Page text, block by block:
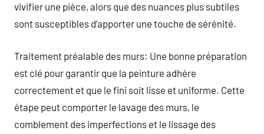
vivifier une pièce, alors que des nuances plus subtiles
sont susceptibles d’apporter une touche de sérénité.
Traitement préalable des murs: Une bonne préparation
est clé pour garantir que la peinture adhère
correctement et que le fini soit lisse et uniforme. Cette
étape peut comporter le lavage des murs, le
comblement des imperfections et le lissage des